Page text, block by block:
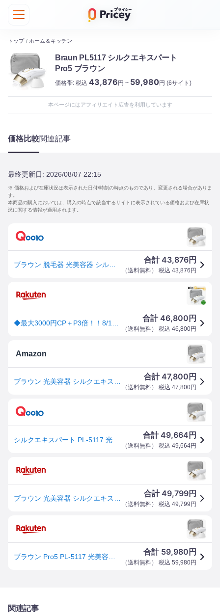
トップ / ホーム＆キッチン
Braun PL5117 シルクエキスパート
Pro5 ブラウン
価格帯: 税込 43,876円 ~ 59,980円 (6サイト)
本ページにはアフィリエイト広告を利用しています
価格比較関連記事
最終更新日: 2026/08/07 22:15
※ 価格および在庫状況は表示された日付/時刻の時点のものであり、変更される場合がありま
す。
本商品の購入においては、購入の時点で該当するサイトに表示されている価格および在庫状
況に関する情報が適用されます。
合計43,876円
（送料無料） 税込 43,876 円
合計46,800 円
（送料無料） 税込 46,800円
Amazon
合計47,800 円
（送料無料） 税込 47,800円
合計49,664 円
（送料無料） 税込 49,664円
合計49,799円
（送料無料） 税込 49,799 円
合計 59,980 円
（送料無料） 税込 59,980円
関連記事